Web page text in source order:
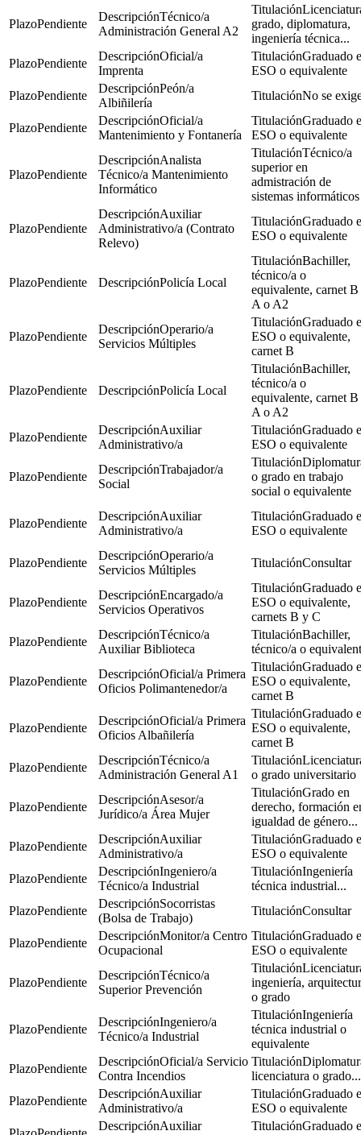
Pendiente
Técnico/a
Administración General A2
grado, diplomatura,
ingeniería técnica...
Pendiente
Oficial/a
Imprenta
Graduado
ESO o equivalente
Pendiente
Peón/a
Albiñilería
No se
Pendiente
Oficial/a
Mantenimiento y Fontanería
Graduado
ESO o equivalente
Pendiente
Analista
Técnico/a Mantenimiento
Informático
Técnico/a
superior en
admistración de
sistemas informáticos
Pendiente
Auxiliar
Administrativo/a (Contrato
Relevo)
Graduado
ESO o equivalente
Pendiente Policía Local
Bachiller,
técnico/a o
equivalente, carnet
A o A2
Pendiente
Operario/a
Servicios Múltiples
Graduado
ESO o equivalente,
carnet B
Pendiente Policía Local
Bachiller,
técnico/a o
equivalente, carnet
A o A2
Pendiente
Auxiliar
Administrativo/a
Graduado
ESO o equivalente
Pendiente
Trabajador/a
Social
o grado en trabajo
social o equivalente
Pendiente
Auxiliar
Administrativo/a
Graduado
ESO o equivalente
Pendiente
Operario/a
Servicios Múltiples
Consultar
Pendiente
Encargado/a
Servicios Operativos
Graduado
ESO o equivalente,
carnets B y C
Pendiente
Técnico/a
Auxiliar Biblioteca
Bachiller,
técnico/a o
Pendiente
Oficial/a Primera
Oficios Polimantenedor/a
Graduado
ESO o equivalente,
carnet B
Pendiente
Oficial/a Primera
Oficios Albañilería
Graduado
ESO o equivalente,
carnet B
Pendiente
Técnico/a
Administración General A1
o grado universitario
Pendiente
Asesor/a
Jurídico/a Área Mujer
Grado en
derecho, formación
igualdad de género...
Pendiente
Auxiliar
Administrativo/a
Graduado
ESO o equivalente
Pendiente
Ingeniero/a
Técnico/a Industrial
Ingeniería
técnica industrial...
Pendiente
Socorristas
(Bolsa de Trabajo)
Consultar
Pendiente
Monitor/a Centro
Ocupacional
Graduado
ESO o equivalente
Pendiente
Técnico/a
Superior Prevención
ingeniería,
o grado
Pendiente
Ingeniero/a
Técnico/a Industrial
Ingeniería
técnica industrial o
equivalente
Pendiente
Oficial/a Servicio
Contra Incendios
licenciatura o grado...
Pendiente
Auxiliar
Administrativo/a
Graduado
ESO o equivalente
Auxiliar
Graduado